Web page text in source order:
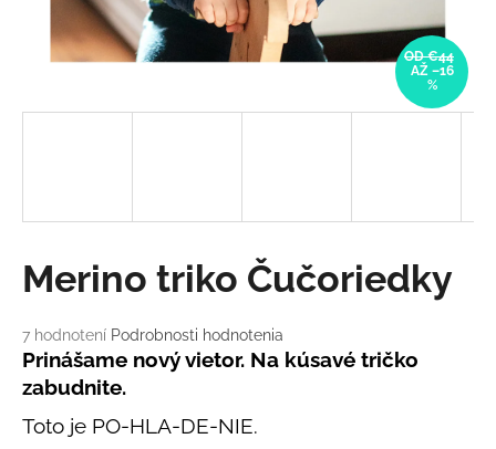
Priemerné
hodnotenie
produktu
je
5,0
z
7 hodnotení Podrobnosti hodnotenia
Merino triko Čučoriedky
Prinášame nový vietor. Na kúsavé tričko
zabudnite.
Toto je PO-HLA-DE-NIE.
OD €44
AŽ –16
%
ť
O
d
p
o